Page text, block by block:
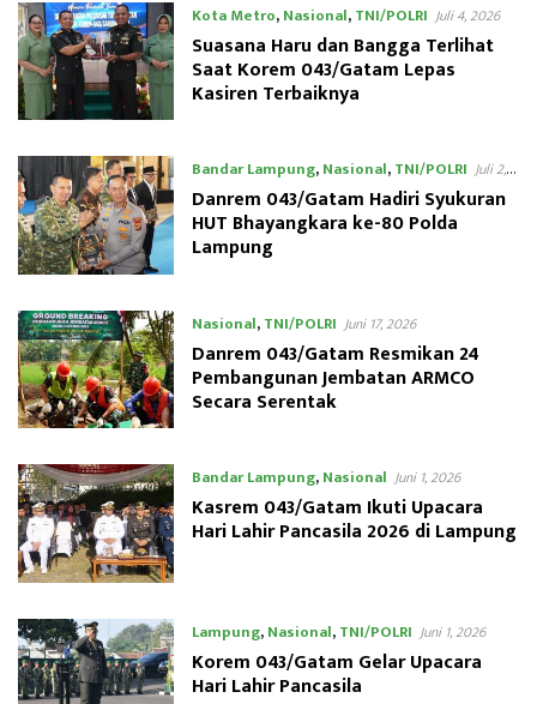
Kota Metro,Nasional,TNI/POLRI Juli 4, 2026
Suasana Haru dan Bangga Terlihat
Saat Korem 043/Gatam Lepas
Kasiren Terbaiknya
Bandar Lampung,Nasional,TNI/POLRI Juli 2,
2026
Danrem 043/Gatam Hadiri Syukuran
HUT Bhayangkara ke-80 Polda
Lampung
Nasional,TNI/POLRI Juni 17, 2026
Danrem 043/Gatam Resmikan 24
Pembangunan Jembatan ARMCO
Secara Serentak
Bandar Lampung,Nasional Juni 1, 2026
Kasrem 043/Gatam Ikuti Upacara
Hari Lahir Pancasila 2026 di Lampung
Lampung,Nasional,TNI/POLRI Juni 1, 2026
Korem 043/Gatam Gelar Upacara
Hari Lahir Pancasila